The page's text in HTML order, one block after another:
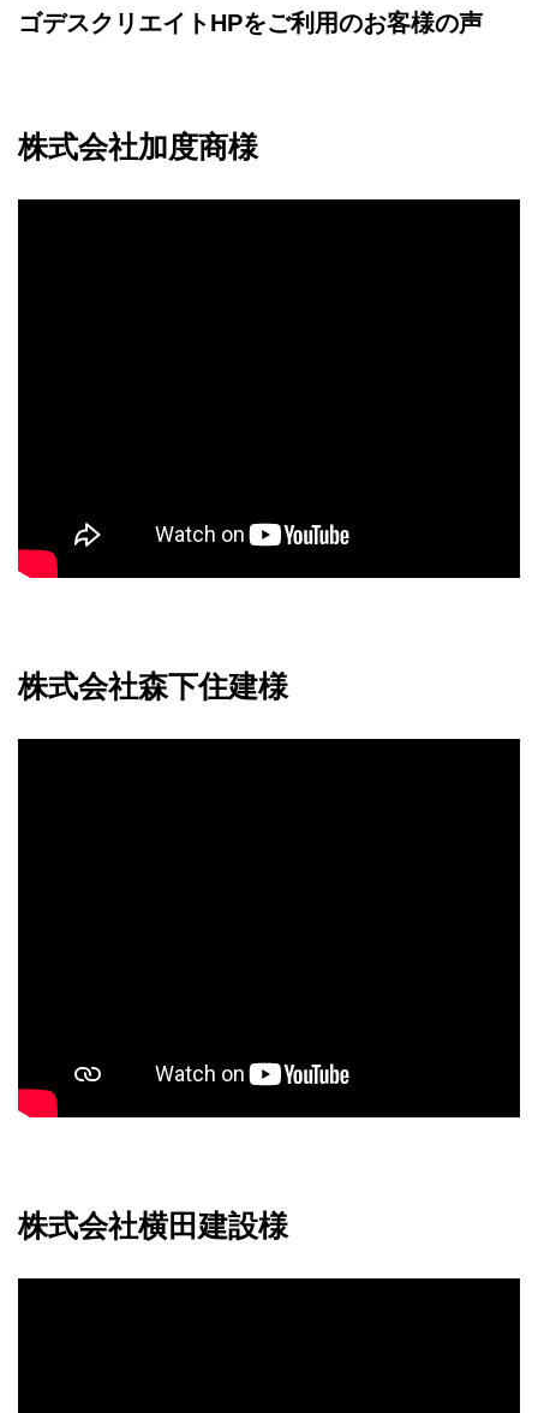
ゴデスクリエイトHPをご利用のお客様の声
株式会社加度商様
株式会社森下住建様
株式会社横田建設様